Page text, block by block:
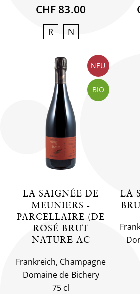
CHF 83.00
R N
NEU
BIO
LA SAIGNÉE DE
MEUNIERS -
PARCELLAIRE (DE
ROSÉ BRUT
NATURE AC
Frankreich, Champagne
Domaine de Bichery
75 cl
LA